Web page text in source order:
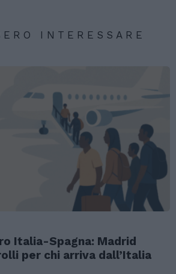
INTERESSARE
Italia-Spagna: Madrid
per chi arriva dall’Italia